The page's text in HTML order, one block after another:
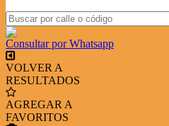
Consultar por Whatsapp
VOLVER A
RESULTADOS
AGREGAR A
FAVORITOS